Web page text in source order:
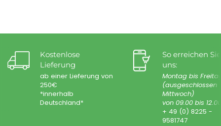
Kostenlose
Lieferung
ab einer Lieferung von
250€
*innerhalb
Deutschland*
So erreichen Sie
uns:
Montag bis
(ausgeschlossen
Mittwoch)
von 09.00 bis
+ 49 (0) 8225 -
9581747